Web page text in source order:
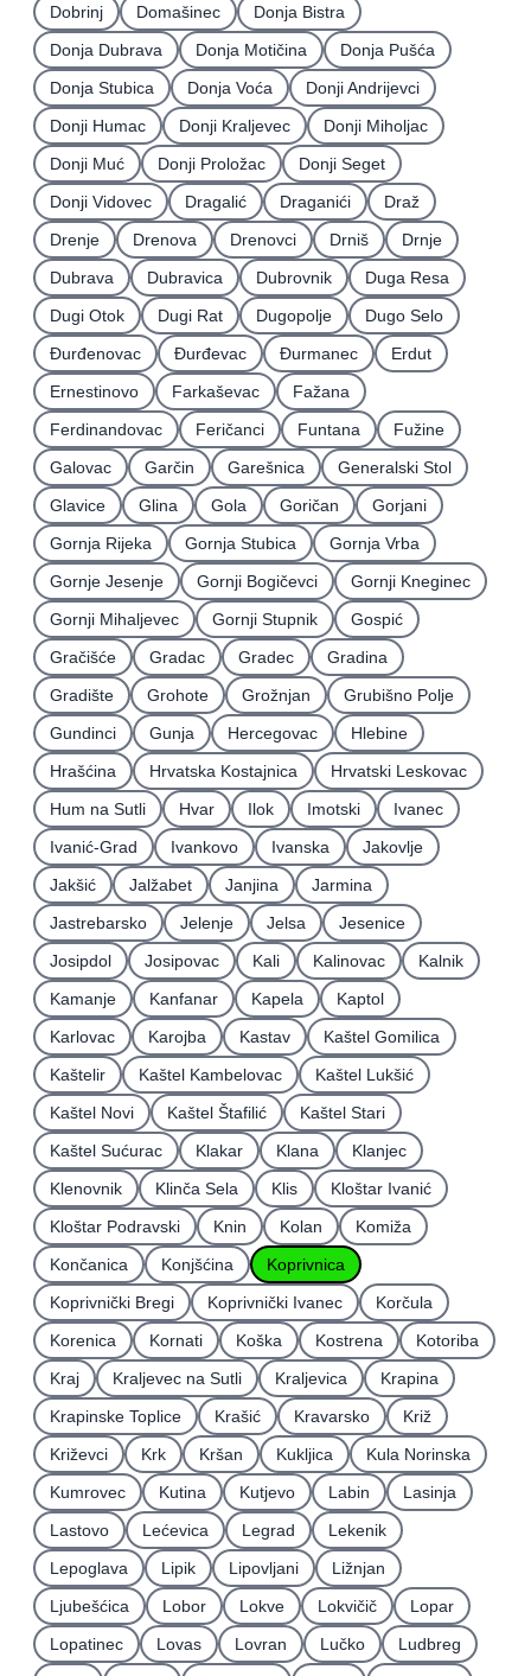
Dobrinj
Domašinec
Donja Bistra
Donja Dubrava
Donja Motičina
Donja Pušća
Donja Stubica
Donja Voća
Donji Andrijevci
Donji Humac
Donji Kraljevec
Donji Miholjac
Donji Muć
Donji Proložac
Donji Seget
Donji Vidovec
Dragalić Draganići
Draž
Drenje
Drenova Drenovci Drniš
Drnje
Dubrava
Dubravica Dubrovnik
Duga Resa
Dugi Otok
Dugi Rat Dugopolje
Dugo Selo
Ðurđenovac
Ðurđevac Ðurmanec
Erdut
Ernestinovo
Farkaševac
Fažana
Ferdinandovac
Feričanci Funtana
Fužine
Galovac
Garčin Garešnica
Generalski Stol
Glavice
Glina Gola Goričan
Gorjani
Gornja Rijeka
Gornja Stubica
Gornja Vrba
Gornje Jesenje
Gornji Bogičevci
Gornji Kneginec
Gornji Mihaljevec
Gornji Stupnik
Gospić
Gračišće
Gradac Gradec
Gradina
Gradište
Grohote Grožnjan
Grubišno Polje
Gundinci
Gunja Hercegovac
Hlebine
Hrašćina
Hrvatska Kostajnica
Hrvatski Leskovac
Hum na Sutli
Hvar Ilok Imotski
Ivanec
Ivanić-Grad
Ivankovo Ivanska
Jakovlje
Jakšić
Jalžabet Janjina
Jarmina
Jastrebarsko
Jelenje Jelsa
Jesenice
Josipdol
Josipovac Kali Kalinovac
Kalnik
Kamanje
Kanfanar Kapela
Kaptol
Karlovac
Karojba Kastav
Kaštel Gomilica
Kaštelir
Kaštel Kambelovac
Kaštel Lukšić
Kaštel Novi
Kaštel Štafilić
Kaštel Stari
Kaštel Sućurac
Klakar Klana
Klanjec
Klenovnik
Klinča Sela Klis
Kloštar Ivanić
Kloštar Podravski
Knin Kolan
Komiža
Končanica
Konjšćina
Koprivnica
Koprivnički Bregi
Koprivnički Ivanec
Korčula
Korenica
Kornati Koška Kostrena
Kotoriba
Kraj
Kraljevec na Sutli Kraljevica
Krapina
Krapinske Toplice
Krašić Kravarsko
Križ
Križevci
Krk Kršan Kukljica
Kula Norinska
Kumrovec
Kutina Kutjevo Labin
Lasinja
Lastovo
Lećevica Legrad
Lekenik
Lepoglava
Lipik Lipovljani
Ližnjan
Ljubešćica
Lobor Lokve Lokvičič
Lopar
Lopatinec
Lovas Lovran Lučko
Ludbreg